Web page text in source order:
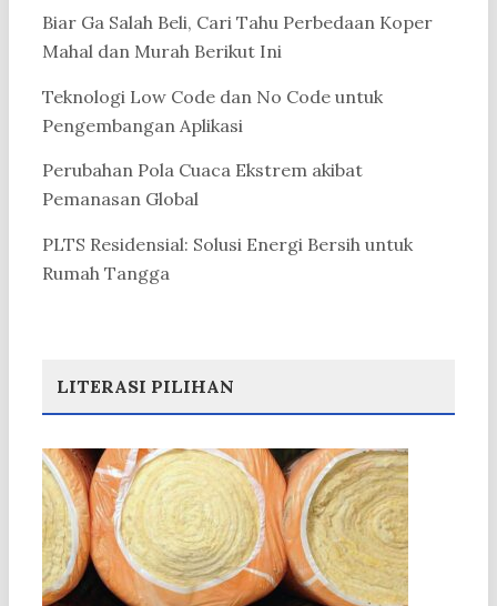
Biar Ga Salah Beli, Cari Tahu Perbedaan Koper
Mahal dan Murah Berikut Ini
Teknologi Low Code dan No Code untuk
Pengembangan Aplikasi
Perubahan Pola Cuaca Ekstrem akibat
Pemanasan Global
PLTS Residensial: Solusi Energi Bersih untuk
Rumah Tangga
LITERASI PILIHAN